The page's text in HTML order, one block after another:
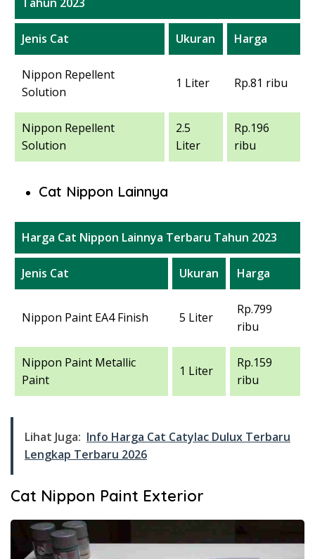
Jenis Cat Ukuran Harga
Nippon Repellent
Solution
1 Liter Rp.81 ribu
Nippon Repellent
Solution
2.5
Liter
Rp.196
ribu
Cat Nippon Lainnya
Harga Cat Nippon Lainnya Terbaru Tahun 2023
Jenis Cat Ukuran Harga
Nippon Paint EA4 Finish 5 Liter
Rp.799
ribu
Nippon Paint Metallic
Paint
1 Liter
Rp.159
ribu
Lihat Juga: Info Harga Cat Catylac Dulux Terbaru
Lengkap Terbaru 2026
Cat Nippon Paint Exterior